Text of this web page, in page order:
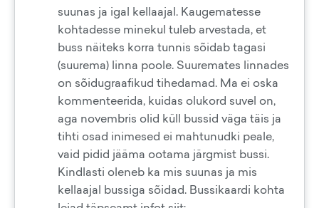
suunas ja igal kellaajal. Kaugematesse
kohtadesse minekul tuleb arvestada, et
buss näiteks korra tunnis sõidab tagasi
(suurema) linna poole. Suuremates linnades
on sõidugraafikud tihedamad. Ma ei oska
kommenteerida, kuidas olukord suvel on,
aga novembris olid küll bussid väga täis ja
tihti osad inimesed ei mahtunudki peale,
vaid pidid jääma ootama järgmist bussi.
Kindlasti oleneb ka mis suunas ja mis
kellaajal bussiga sõidad. Bussikaardi kohta